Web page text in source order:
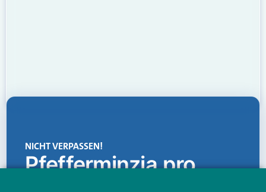
NICHT VERPASSEN!
Pfefferminzia.pro